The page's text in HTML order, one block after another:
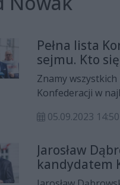
Pełna lista
sejmu. Kto
znalazł?
Znamy
Konfederacji w
Rafał Foryś z
Nowak z Nowej
trzecim Mariusz
Ruchu
05.09.2023 14:50
Jarosław
kandydatem
do senatu